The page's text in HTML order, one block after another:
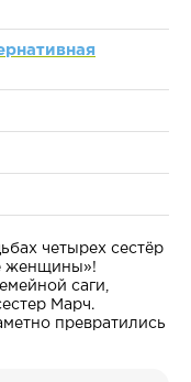
четырех сестёр
женщины»!
саги,
Марч.
превратились